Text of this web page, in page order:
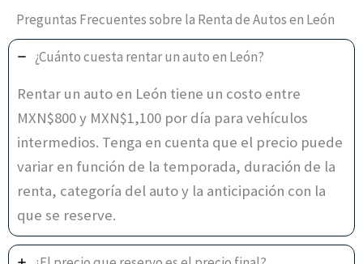
Preguntas Frecuentes sobre la Renta de Autos en León
¿Cuánto cuesta rentar un auto en León?
Rentar un auto en León tiene un costo entre
MXN$800 y MXN$1,100 por día para vehículos
intermedios. Tenga en cuenta que el precio puede
variar en función de la temporada, duración de la
renta, categoría del auto y la anticipación con la
que se reserve.